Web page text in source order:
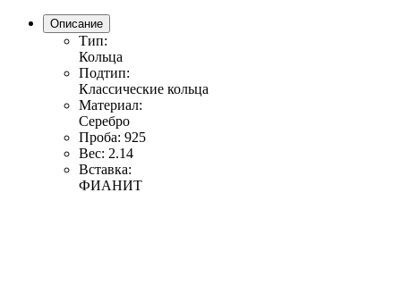
Описание
Тип:
Кольца
Подтип:
Классические кольца
Материал:
Серебро
Проба: 925
Вес: 2.14
Вставка:
ФИАНИТ